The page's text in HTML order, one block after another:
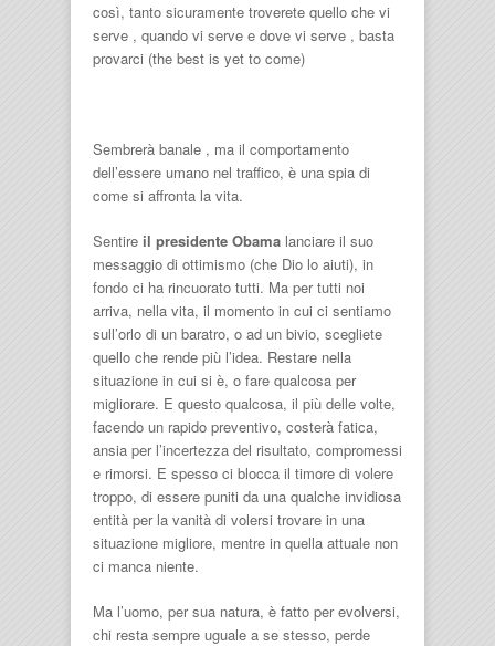
così, tanto sicuramente troverete quello che vi
serve , quando vi serve e dove vi serve , basta
provarci (the best is yet to come)
Sembrerà banale , ma il comportamento
dell’essere umano nel traffico, è una spia di
come si affronta la vita.
Sentire il presidente Obama lanciare il suo
messaggio di ottimismo (che Dio lo aiuti), in
fondo ci ha rincuorato tutti. Ma per tutti noi
arriva, nella vita, il momento in cui ci sentiamo
sull’orlo di un baratro, o ad un bivio, scegliete
quello che rende più l’idea. Restare nella
situazione in cui si è, o fare qualcosa per
migliorare. E questo qualcosa, il più delle volte,
facendo un rapido preventivo, costerà fatica,
ansia per l’incertezza del risultato, compromessi
e rimorsi. E spesso ci blocca il timore di volere
troppo, di essere puniti da una qualche invidiosa
entità per la vanità di volersi trovare in una
situazione migliore, mentre in quella attuale non
ci manca niente.
Ma l’uomo, per sua natura, è fatto per evolversi,
chi resta sempre uguale a se stesso, perde